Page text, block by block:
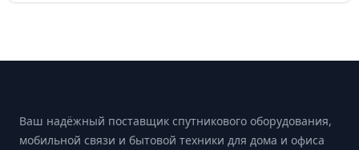
Ваш надёжный поставщик спутникового оборудования,
мобильной связи и бытовой техники для дома и офиса